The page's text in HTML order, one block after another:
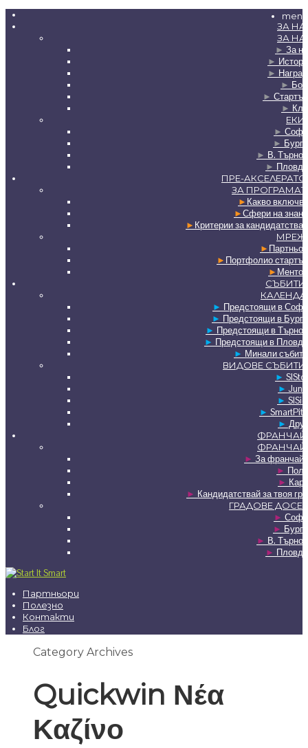
ЗА
ЗА
► За
►
►
►
►
►
►
►
► В.
►
ПРЕ-
ЗА
► Какво
►Сфери на
► Критерии за
►
► Портфолио
►
► Предстоящи в
► Предстоящи в
► Предстоящи в
► Предстоящи в
► Минали
ВИДОВЕ
►
►
►
►
►
► За
►
►
► Кандидатствай за твоя
ГРАДОВЕ
►
►
► В.
►
Партньори
Полезно
Контакти
Блог
menu
Category Archives
Quickwin Νέα
Καζίνο